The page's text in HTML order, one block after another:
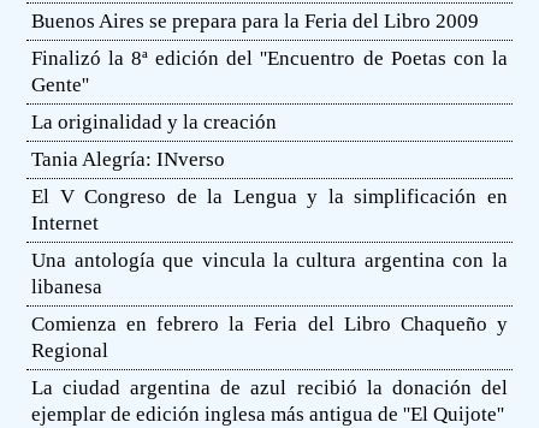
Buenos Aires se prepara para la Feria del Libro 2009
Finalizó la 8ª edición del ''Encuentro de Poetas con la
Gente''
La originalidad y la creación
Tania Alegría: INverso
El V Congreso de la Lengua y la simplificación en
Internet
Una antología que vincula la cultura argentina con la
libanesa
Comienza en febrero la Feria del Libro Chaqueño y
Regional
La ciudad argentina de azul recibió la donación del
ejemplar de edición inglesa más antigua de ''El Quijote''